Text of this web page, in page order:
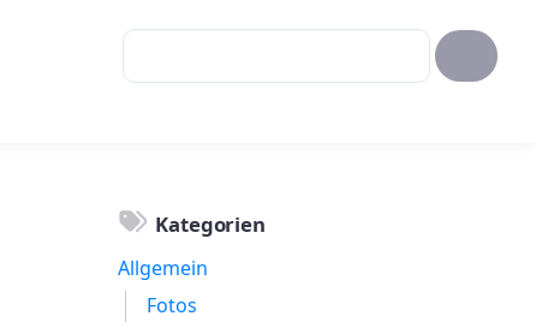
Kategorien
Allgemein
Fotos